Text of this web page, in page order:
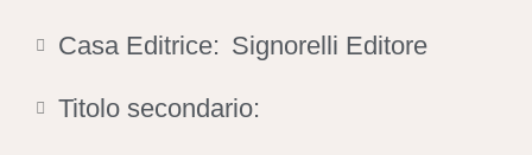
Casa Editrice: Signorelli Editore
Titolo secondario: